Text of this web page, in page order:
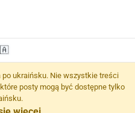
po ukraińsku. Nie wszystkie treści
posty mogą być dostępne tylko